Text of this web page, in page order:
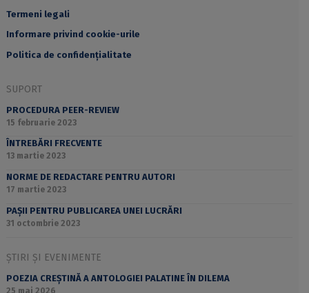
Termeni legali
Informare privind cookie-urile
Politica de confidențialitate
SUPORT
PROCEDURA PEER-REVIEW
15 februarie 2023
ÎNTREBĂRI FRECVENTE
13 martie 2023
NORME DE REDACTARE PENTRU AUTORI
17 martie 2023
PAȘII PENTRU PUBLICAREA UNEI LUCRĂRI
31 octombrie 2023
ȘTIRI ȘI EVENIMENTE
POEZIA CREȘTINĂ A ANTOLOGIEI PALATINE ÎN DILEMA